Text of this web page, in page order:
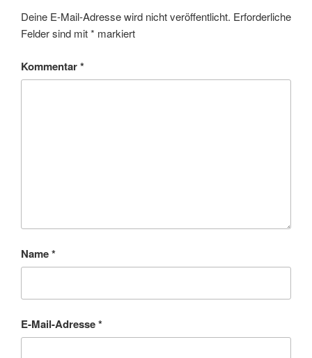
Deine E-Mail-Adresse wird nicht veröffentlicht. Erforderliche
Felder sind mit* markiert
Kommentar*
Name*
E-Mail-Adresse*